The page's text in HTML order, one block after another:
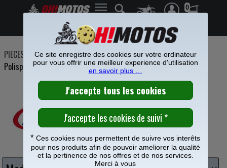
0
Frais de port offerts à partir de 49€
PIECES MOTO>Plastiques>Garde boue avant>Garde boue avant
Polisport
GARDE BOUE POLISPORT AVANT
Choisissez votre moto
Ce site enregistre des cookies sur votre ordinateur
pour vous offrir une meilleur experience d'utilisation
en savoir plus …
* Ces cookies nous permettent de suivre vos interêts
pour nos produits afin de pouvoir ameliorer la qualité
et la pertinence de nos offres et de nos services.
Merci à vous